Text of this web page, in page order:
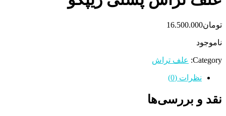
تومان16.500.000
ناموجود
Category: علف تراش
نظرات (0)
نقد و بررسی‌ها